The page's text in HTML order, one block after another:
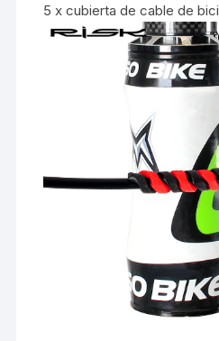
5 x cubierta de cable de